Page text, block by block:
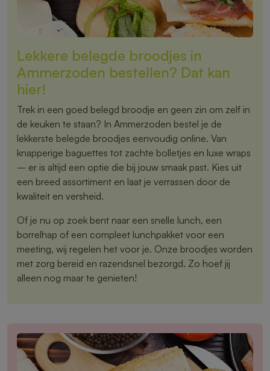
Lekkere belegde broodjes in
Ammerzoden bestellen? Dat kan
hier!
Trek in een goed belegd broodje en geen zin om zelf in
de keuken te staan? In Ammerzoden bestel je de
lekkerste belegde broodjes eenvoudig online. Van
knapperige baguettes tot zachte bolletjes en luxe wraps
– er is altijd een optie die bij jouw smaak past. Kies uit
een breed assortiment en laat je verrassen door de
kwaliteit en versheid.
Of je nu op zoek bent naar een snelle lunch, een
borrelhap of een compleet lunchpakket voor een
meeting, wij regelen het voor je. Onze broodjes worden
met zorg bereid en razendsnel bezorgd. Zo hoef jij
alleen nog maar te genieten!